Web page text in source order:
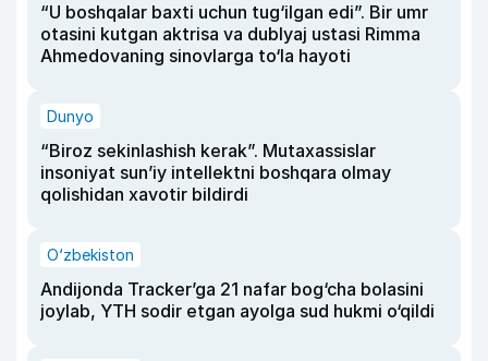
“U boshqalar baxti uchun tug‘ilgan edi”. Bir umr
otasini kutgan aktrisa va dublyaj ustasi Rimma
Ahmedovaning sinovlarga to‘la hayoti
Dunyo
“Biroz sekinlashish kerak”. Mutaxassislar
insoniyat sun’iy intellektni boshqara olmay
qolishidan xavotir bildirdi
O‘zbekiston
Andijonda Tracker’ga 21 nafar bog‘cha bolasini
joylab, YTH sodir etgan ayolga sud hukmi o‘qildi